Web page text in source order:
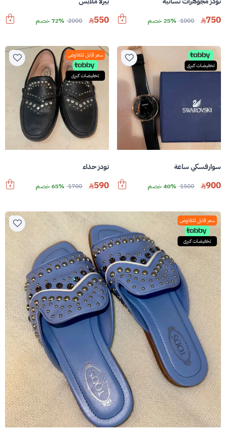
750
1000 25% خصم 550
2000 72% خصم
تخفيضات كبرى
سوارفسكي ساعة
900
1500 40% خصم
سعر قابل للتفاوض
تخفيضات كبرى
تودز حذاء
590
1700 65% خصم
سعر قابل للتفاوض
تخفيضات كبرى